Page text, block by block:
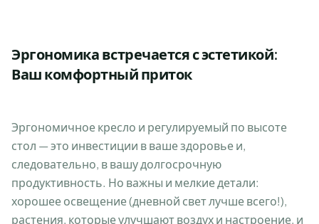
Эргономика встречается с эстетикой:
Ваш комфортный приток
Эргономичное кресло и регулируемый по высоте
стол — это инвестиции в ваше здоровье и,
следовательно, в вашу долгосрочную
продуктивность. Но важны и мелкие детали:
хорошее освещение (дневной свет лучше всего!),
растения, которые улучшают воздух и настроение, и